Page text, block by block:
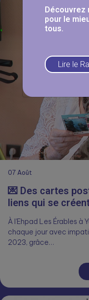
07Août
💌 Des cartes
liens qui se
À l’Ehpad Les Érables
chaque jour avec
2023, grâce…
Découvrez
pour le
tous.
Lire le